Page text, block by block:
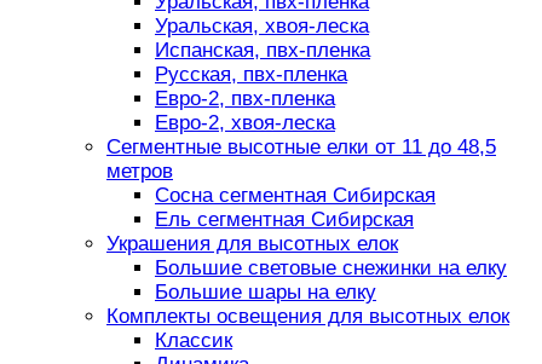
Уральская, хвоя-леска
Испанская, пвх-пленка
Русская, пвх-пленка
Евро-2, пвх-пленка
Евро-2, хвоя-леска
Сегментные высотные елки от 11 до 48,5
метров
Сосна сегментная Сибирская
Ель сегментная Сибирская
Украшения для высотных елок
Большие световые снежинки на елку
Большие шары на елку
Комплекты освещения для высотных елок
Классик